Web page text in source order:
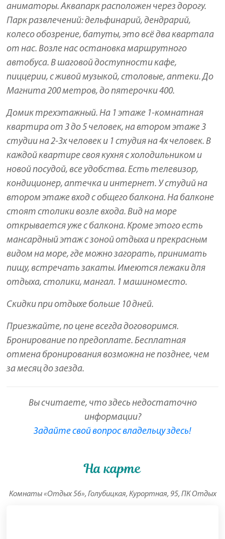
аниматоры. Аквапарк расположен через дорогу.
Парк развлечений: дельфинарий, дендрарий,
колесо обозрение, батуты, это всё два квартала
от нас. Возле нас остановка маршрутного
автобуса. В шаговой доступности кафе,
пиццерии, с живой музыкой, столовые, аптеки. До
Магнита 200 метров, до пятерочки 400.
Домик трехэтажный. На 1 этаже 1-комнатная
квартира от 3 до 5 человек, на втором этаже 3
студии на 2-3х человек и 1 студия на 4х человек. В
каждой квартире своя кухня с холодильником и
новой посудой, все удобства. Есть телевизор,
кондиционер, аптечка и интернет. У студий на
втором этаже вход с общего балкона. На балконе
стоят столики возле входа. Вид на море
открывается уже с балкона. Кроме этого есть
мансардный этаж с зоной отдыха и прекрасным
видом на море, где можно загорать, принимать
пищу, встречать закаты. Имеются лежаки для
отдыха, столики, мангал. 1 машиноместо.
Скидки при отдыхе больше 10 дней.
Приезжайте, по цене всегда договоримся.
Бронирование по предоплате. Бесплатная
отмена бронирования возможна не позднее, чем
за месяц до заезда.
Вы считаете, что здесь недостаточно
информации?
Задайте свой вопрос владельцу здесь!
На карте
Комнаты «Отдых 56», Голубицкая, Курортная, 95, ПК Отдых